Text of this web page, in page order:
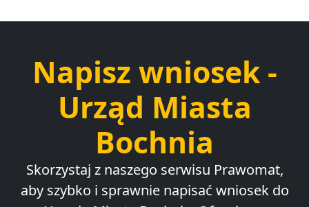
Napisz wniosek -
Urząd Miasta
Bochnia
Skorzystaj z naszego serwisu Prawomat,
aby szybko i sprawnie napisać wniosek do